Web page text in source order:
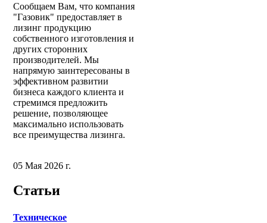
Сообщаем Вам, что компания
"Газовик" предоставляет в
лизинг продукцию
собственного изготовления и
других сторонних
производителей. Мы
напрямую заинтересованы в
эффективном развитии
бизнеса каждого клиента и
стремимся предложить
решение, позволяющее
максимально использовать
все преимущества лизинга.
05 Мая 2026 г.
Статьи
Техническое